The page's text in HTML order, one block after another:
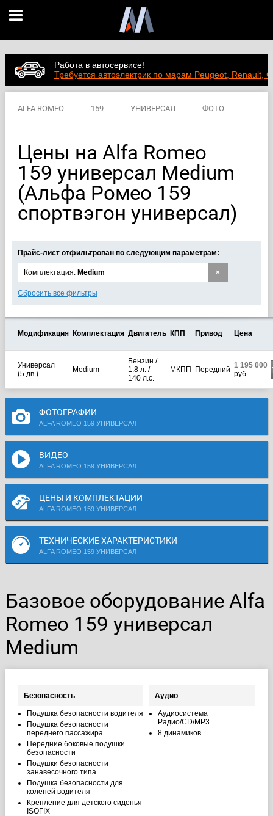
Работа в автосервисе!
Требуется автоэлектрик по марам Peugeot, Renault,
ALFA ROMEO 159 УНИВЕРСАЛ ФОТО
ХАРАКТЕРИСТИКИ
Цены на Alfa Romeo
159 универсал Medium
(Альфа Ромео 159
спортвэгон универсал)
Прайс-лист отфильтрован по следующим параметрам:
×
Комплектация: Medium
Сбросить все фильтры
Модификация Комплектация Двигатель КПП Привод Цена
Универсал
(5 дв.)
Medium
Бензин /
1.8 л. /
140 л.с.
МКПП Передний 1 195 000
руб.
ФОТОГРАФИИ
ALFA ROMEO 159 УНИВЕРСАЛ
ВИДЕО
ALFA ROMEO 159 УНИВЕРСАЛ
ЦЕНЫ И КОМПЛЕКТАЦИИ
ALFA ROMEO 159 УНИВЕРСАЛ
ТЕХНИЧЕСКИЕ ХАРАКТЕРИСТИКИ
ALFA ROMEO 159 УНИВЕРСАЛ
Базовое оборудование Alfa
Romeo 159 универсал
Medium
Безопасность
Подушка безопасности водителя
Подушка безопасности
переднего пассажира
Передние боковые подушки
безопасности
Подушки безопасности
занавесочного типа
Подушка безопасности для
коленей водителя
Крепление для детского сиденья
ISOFIX
Аудио
Аудиосистема
Радио/CD/MP3
8 динамиков